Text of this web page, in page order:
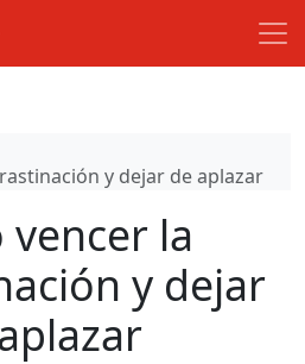
y dejar de aplazar
vencer la
y dejar